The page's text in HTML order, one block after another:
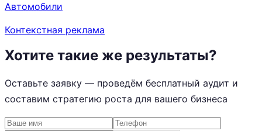
Автомобили
Контекстная реклама
Хотите такие же результаты?
Оставьте заявку — проведём бесплатный аудит и
составим стратегию роста для вашего бизнеса